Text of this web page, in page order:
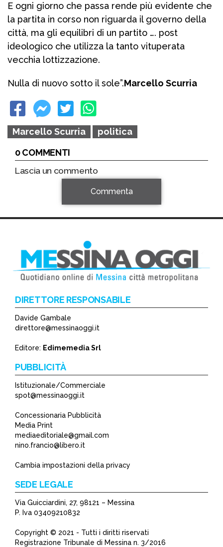
E ogni giorno che passa rende più evidente che
la partita in corso non riguarda il governo della
città, ma gli equilibri di un partito …. post
ideologico che utilizza la tanto vituperata
vecchia lottizzazione.
Nulla di nuovo sotto il sole”.Marcello Scurria
Marcello Scurria
politica
0 COMMENTI
Lascia un commento
*
Commenta
DIRETTORE RESPONSABILE
Davide Gambale
direttore@messinaoggi.it
Editore: Edimemedia Srl
PUBBLICITÀ
Istituzionale/Commerciale
spot@messinaoggi.it
Concessionaria Pubblicità
Media Print
mediaeditoriale@gmail.com
nino.francio@libero.it
Cambia impostazioni della privacy
SEDE LEGALE
Via Guicciardini, 27, 98121 – Messina
P. Iva 03409210832
Copyright © 2021 - Tutti i diritti riservati
Registrazione Tribunale di Messina n. 3/2016